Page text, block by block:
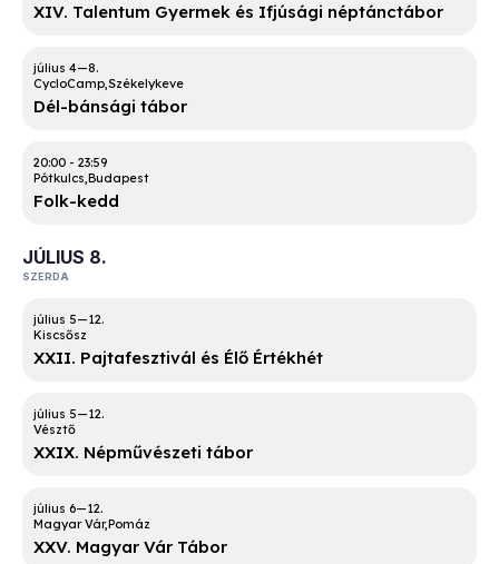
XIV. Talentum Gyermek és Ifjúsági néptánctábor
CycloCamp Székelykeve
Dél-bánsági tábor
20:00 - 23:59
Pótkulcs Budapest
Folk-kedd
JÚLIUS 8.
SZERDA
Kiscsősz
XXII. Pajtafesztivál és Élő Értékhét
Vésztő
XXIX. Népművészeti tábor
Magyar Vár Pomáz
XXV. Magyar Vár Tábor